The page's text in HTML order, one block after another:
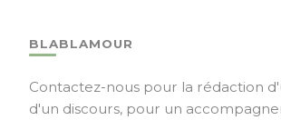
BLABLAMOUR
Contactez-nous pour la rédaction
d'un discours, pour un